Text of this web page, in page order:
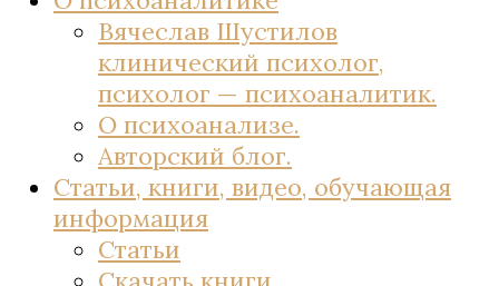
Вячеслав Шустилов
клинический психолог,
психолог — психоаналитик.
О психоанализе.
Авторский блог.
Статьи, книги, видео, обучающая
информация
Статьи